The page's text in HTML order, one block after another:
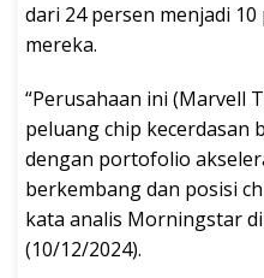
dari 24 persen menjadi
mereka.
“Perusahaan ini (Marvell
peluang chip kecerdasan
dengan portofolio
berkembang dan posisi
kata analis Morningstar
(10/12/2024).